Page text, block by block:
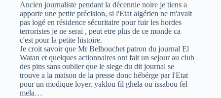
Ancien journaliste pendant la décennie noire je tiens a
apporte une petite précision, si l'Etat algérien ne m'avait
pas logé en résidence sécuritaire pour fuir les hordes
terroristes je ne serai , peut etre plus de ce monde ca
c'est pour la petite histoire.
Je croit savoir que Mr Belhouchet patron du journal El
Watan et quelques actionnaires ont fait un sejour au club
des pins sans oublier que le siege du dit journal se
trouve a la maison de la presse donc hébérge par l'Etat
pour un modique loyer. yaklou fil ghela ou issabou fel
mela…